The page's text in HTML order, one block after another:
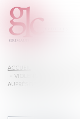
ACCUEIL
VIOLENCES
AUPRÈS DES VICTIMES